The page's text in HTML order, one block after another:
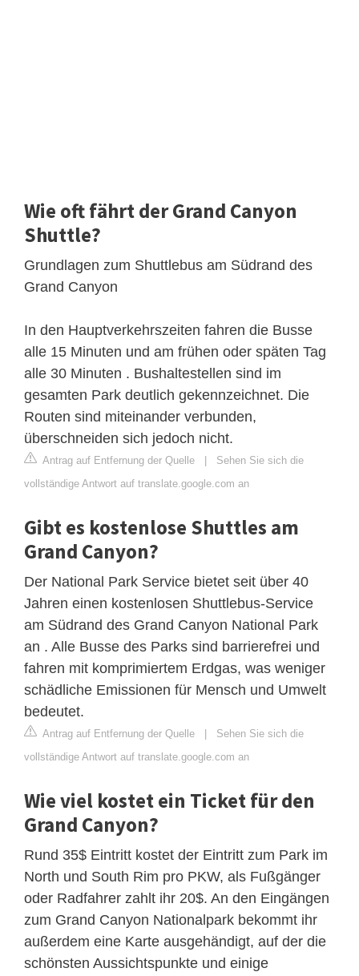
Wie oft fährt der Grand Canyon
Shuttle?
Grundlagen zum Shuttlebus am Südrand des
Grand Canyon
In den Hauptverkehrszeiten fahren die Busse
alle 15 Minuten und am frühen oder späten Tag
alle 30 Minuten . Bushaltestellen sind im
gesamten Park deutlich gekennzeichnet. Die
Routen sind miteinander verbunden,
überschneiden sich jedoch nicht.
Antrag auf Entfernung der Quelle | Sehen Sie sich die
vollständige Antwort auf translate.google.com an
Gibt es kostenlose Shuttles am
Grand Canyon?
Der National Park Service bietet seit über 40
Jahren einen kostenlosen Shuttlebus-Service
am Südrand des Grand Canyon National Park
an . Alle Busse des Parks sind barrierefrei und
fahren mit komprimiertem Erdgas, was weniger
schädliche Emissionen für Mensch und Umwelt
bedeutet.
Antrag auf Entfernung der Quelle | Sehen Sie sich die
vollständige Antwort auf translate.google.com an
Wie viel kostet ein Ticket für den
Grand Canyon?
Rund 35$ Eintritt kostet der Eintritt zum Park im
North und South Rim pro PKW, als Fußgänger
oder Radfahrer zahlt ihr 20$. An den Eingängen
zum Grand Canyon Nationalpark bekommt ihr
außerdem eine Karte ausgehändigt, auf der die
schönsten Aussichtspunkte und einige